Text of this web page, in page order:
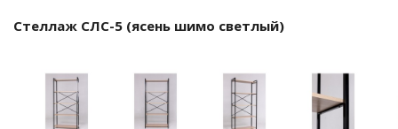
Стеллаж СЛС-5 (ясень шимо светлый)